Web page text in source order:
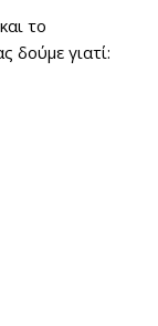
το
δούμε γιατί: